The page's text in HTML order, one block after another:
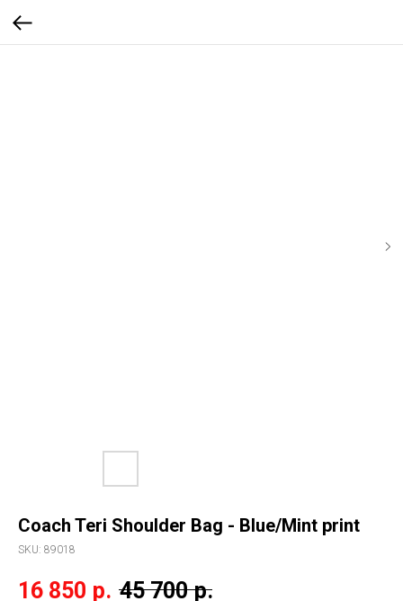
Coach Teri Shoulder Bag - Blue/Mint print
SKU: 89018
16 850 р. 45 700 р.